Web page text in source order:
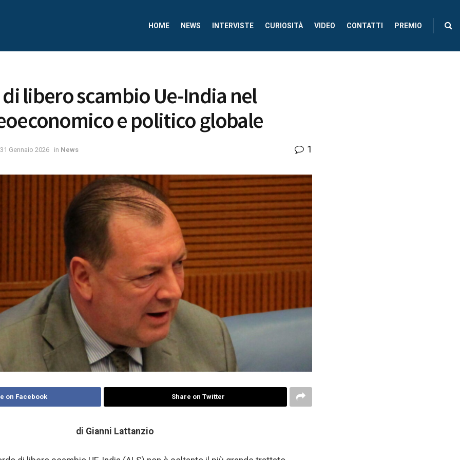
HOME NEWS INTERVISTE CURIOSITÀ VIDEO CONTATTI PREMIO
di libero scambio Ue-India nel
e politico globale
31 Gennaio 2026 in News 1
on Facebook Share on Twitter
di Gianni Lattanzio